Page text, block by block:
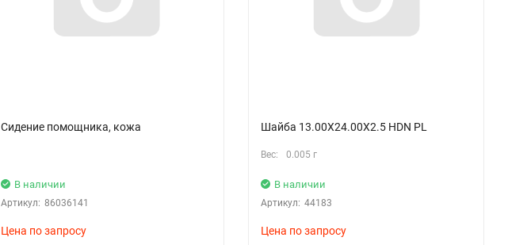
Сидение помощника, кожа
В наличии
Артикул: 86036141
Цена по запросу
Шайба 13.00X24.00X2.5 HDN PL
Вес: 0.005 г
В наличии
Артикул: 44183
Цена по запросу